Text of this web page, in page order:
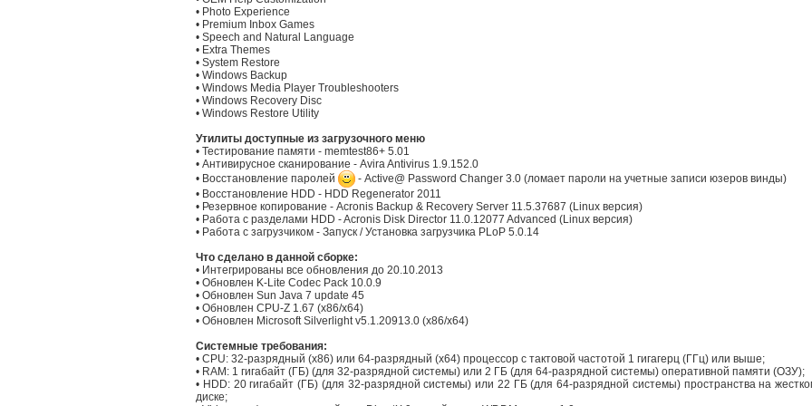
• Photo Experience
• Premium Inbox Games
• Speech and Natural Language
• Extra Themes
• System Restore
• Windows Backup
• Windows Media Player Troubleshooters
• Windows Recovery Disc
• Windows Restore Utility
Утилиты доступные из загрузочного меню
• Тестирование памяти - memtest86+ 5.01
• Антивирусное сканирование - Avira Antivirus 1.9.152.0
• Восстановление паролей
- Active@ Password Changer 3.0 (ломает пароли на учетные записи юзеров винды)
• Восстановление HDD - HDD Regenerator 2011
• Резервное копирование - Acronis Backup & Recovery Server 11.5.37687 (Linux версия)
• Работа с разделами HDD - Acronis Disk Director 11.0.12077 Advanced (Linux версия)
• Работа с загрузчиком - Запуск / Установка загрузчика PLoP 5.0.14
Что сделано в данной сборке:
• Интегрированы все обновления до 20.10.2013
• Обновлен K-Lite Codec Pack 10.0.9
• Обновлен Sun Java 7 update 45
• Обновлен CPU-Z 1.67 (x86/x64)
• Обновлен Microsoft Silverlight v5.1.20913.0 (x86/x64)
Системные требования:
• CPU: 32-разрядный (x86) или 64-разрядный (x64) процессор с тактовой частотой 1 гигагерц (ГГц) или выше;
• RAM: 1 гигабайт (ГБ) (для 32-разрядной системы) или 2 ГБ (для 64-разрядной системы) оперативной памяти (ОЗУ);
• HDD: 20 гигабайт (ГБ) (для 32-разрядной системы) или 22 ГБ (для 64-разрядной системы) пространства на
диске;